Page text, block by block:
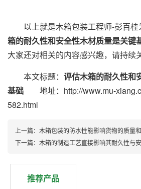
以上就是木箱包装工程师-彭百桂
箱的耐久性和安全性木材质量是关键
大家还对相关的内容感兴趣，请持续
本文标题： 评估木箱的耐久性和
基础 地址：http://www.mu-
582.html
上一篇：木箱包装的防水性能影响货物的质量
下一篇：木箱的制造工艺直接影响其耐久性与
推荐产品